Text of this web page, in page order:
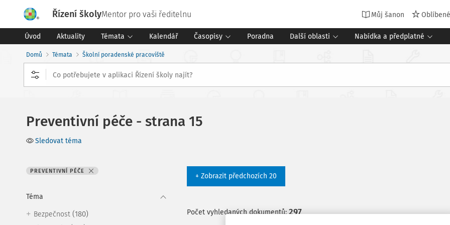
Řízení školyMentor pro vaši ředitelnu Můj šanon Oblíbené
Úvod Aktuality Témata Kalendář Časopisy Poradna Další oblasti Nabídka a předplatné
Domů Témata Školní poradenské pracoviště
Preventivní péče - strana 15
Sledovat téma
PREVENTIVNÍ PÉČE
Téma
Bezpečnost (180)
+ Zobrazit předchozích 20
Počet vyhledaných dokumentů:297